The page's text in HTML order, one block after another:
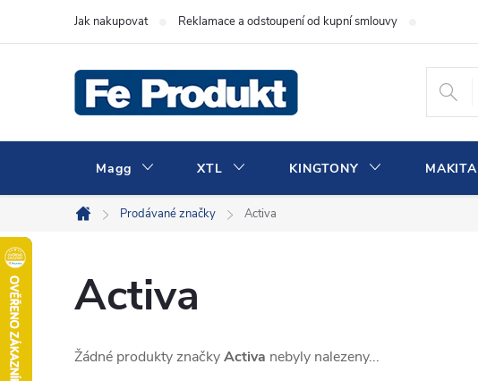
Jak nakupovat Reklamace a odstoupení od kupní smlouvy
Magg XTL KINGTONY MAKITA
Domů
Prodávané značky Activa
Activa
Žádné produkty značkyActiva nebyly nalezeny...